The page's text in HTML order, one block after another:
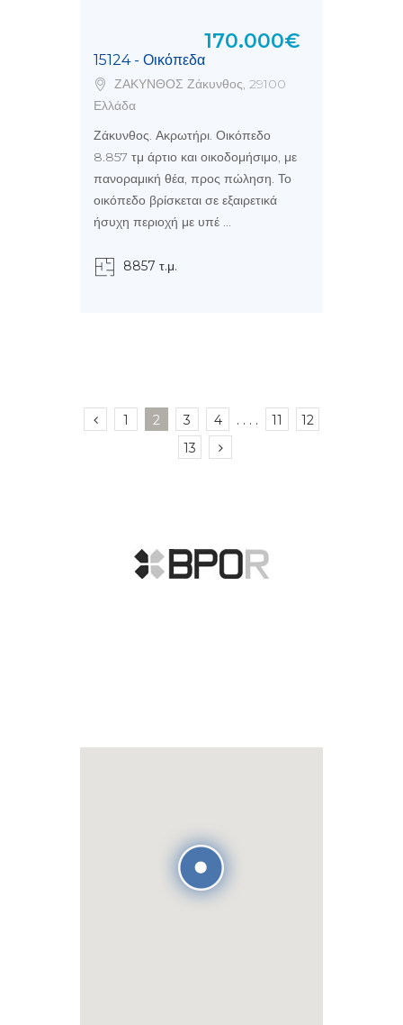
15124 - Οικόπεδα
170.000€
ΖΑΚΥΝΘΟΣ Ζάκυνθος, 29100
Ελλάδα
Ζάκυνθος. Ακρωτήρι. Οικόπεδο
8.857 τμ άρτιο και οικοδομήσιμο, με
πανοραμική θέα, προς πώληση. Το
οικόπεδο βρίσκεται σε εξαιρετικά
ήσυχη περιοχή με υπέ ...
8857 τ.μ.
1 2 3 4 . . . . 11
12
13